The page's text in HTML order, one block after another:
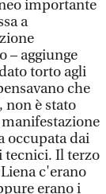
importante
a
– aggiunge
torto agli
che
non è stato
occupata dai
tecnici. Il terzo
c'erano
erano i